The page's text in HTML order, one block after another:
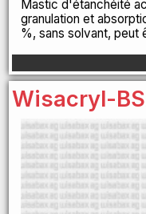
Mastic d'étanchéité
granulation et
%, sans solvant, peut
Wisacryl-